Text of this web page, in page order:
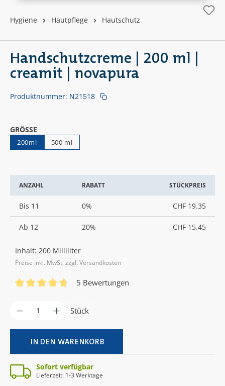
Hygiene Hautpflege Hautschutz
Handschutzcreme | 200 ml |
creamit | novapura
ANZAHL RABATT STÜCKPREIS
Bis 11 0% CHF 19.35
Ab 12 20% CHF 15.45
Inhalt: 200 Milliliter
Preise inkl. MwSt. zzgl. Versandkosten
5 Bewertungen
GRÖSSE
200ml 500 ml
Produkt Anzahl: Gib den gewünschten
Stück
IN DEN WARENKORB
Sofort verfügbar
Lieferzeit: 1-3 Werktage
Produktnummer: N21518